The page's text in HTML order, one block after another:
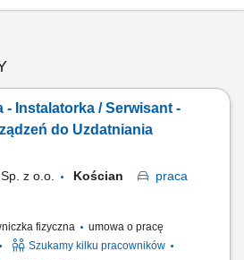
- Instalatorka / Serwisant -
do Uzdatniania
z o.o. Kościan
praca
fizyczna
umowa o pracę
Szukamy kilku pracowników